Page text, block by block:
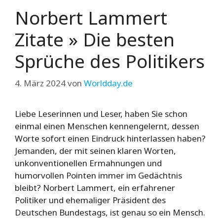
Norbert Lammert
Zitate » Die besten
Sprüche des Politikers
4. März 2024von Worldday.de
Liebe Leserinnen und Leser, haben Sie schon
einmal einen Menschen kennengelernt, dessen
Worte sofort einen Eindruck hinterlassen haben?
Jemanden, der mit seinen klaren Worten,
unkonventionellen Ermahnungen und
humorvollen Pointen immer im Gedächtnis
bleibt? Norbert Lammert, ein erfahrener
Politiker und ehemaliger Präsident des
Deutschen Bundestags, ist genau so ein Mensch.